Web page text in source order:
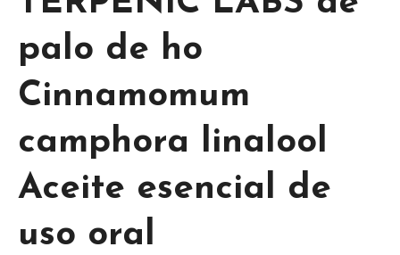
palo de ho
Cinnamomum
camphora linalool
Aceite esencial de
uso oral